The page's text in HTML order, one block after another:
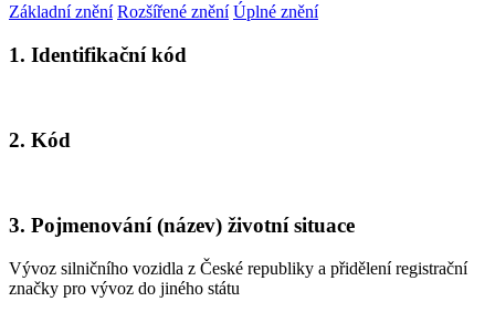
Základní znění Rozšířené znění Úplné znění
1. Identifikační kód
2. Kód
3. Pojmenování (název) životní situace
Vývoz silničního vozidla z České republiky a přidělení registrační
značky pro vývoz do jiného státu